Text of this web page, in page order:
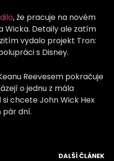
, že pracuje na novém
Wicka. Detaily ale zatím
vydalo projekt Tron:
s Disney.
Reevesem pokračuje
o jednu z mála
chcete John Wick Hex
pár dní.
DALŠÍ ČLÁNEK